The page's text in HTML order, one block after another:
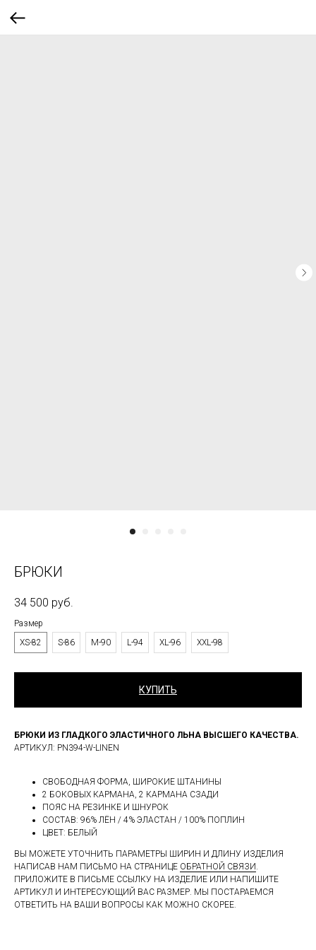
БРЮКИ
34 500 руб.
Размер
XS-82
S-86 M-90 L-94 XL-96 XXL-98
КУПИТЬ
БРЮКИ ИЗ ГЛАДКОГО ЭЛАСТИЧНОГО ЛЬНА ВЫСШЕГО КАЧЕСТВА.
АРТИКУЛ: PN394-W-LINEN
СВОБОДНАЯ ФОРМА, ШИРОКИЕ ШТАНИНЫ
2 БОКОВЫХ КАРМАНА, 2 КАРМАНА СЗАДИ
ПОЯС НА РЕЗИНКЕ И ШНУРОК
СОСТАВ: 96% ЛЁН / 4% ЭЛАСТАН / 100% ПОПЛИН
ЦВЕТ: БЕЛЫЙ
ВЫ МОЖЕТЕ УТОЧНИТЬ ПАРАМЕТРЫ ШИРИН И ДЛИНУ ИЗДЕЛИЯ
НАПИСАВ НАМ ПИСЬМО НА СТРАНИЦЕ ОБРАТНОЙ СВЯЗИ.
ПРИЛОЖИТЕ В ПИСЬМЕ ССЫЛКУ НА ИЗДЕЛИЕ ИЛИ НАПИШИТЕ
АРТИКУЛ И ИНТЕРЕСУЮЩИЙ ВАС РАЗМЕР. МЫ ПОСТАРАЕМСЯ
ОТВЕТИТЬ НА ВАШИ ВОПРОСЫ КАК МОЖНО СКОРЕЕ.